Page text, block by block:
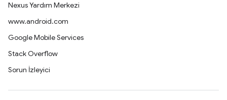
Nexus Yardım Merkezi
www.android.com
Google Mobile Services
Stack Overflow
Sorun İzleyici